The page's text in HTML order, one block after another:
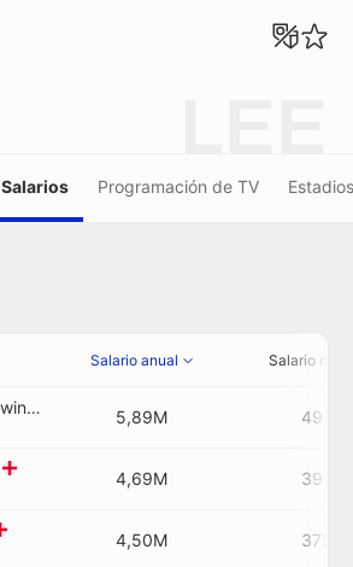
Salarios Programación de TV Estadios
Salario anual Salario
D. Calvert-Lewin
5,89M 491K
4,69M 391K
4,50M 375K